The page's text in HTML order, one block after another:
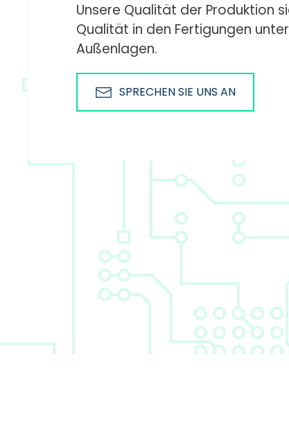
Unsere Qualität der Produktion
Qualität in den Fertigungen
Außenlagen.
SPRECHEN SIE UNS AN